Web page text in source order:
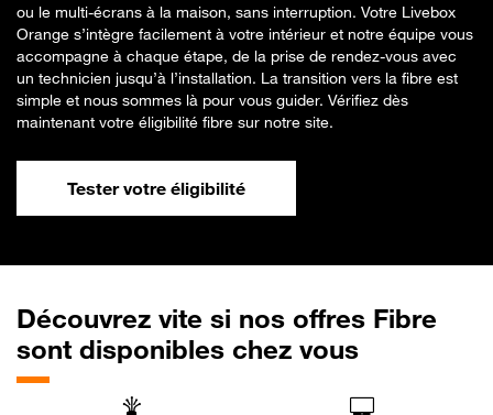
ou le multi-écrans à la maison, sans interruption. Votre Livebox
Orange s’intègre facilement à votre intérieur et notre équipe vous
accompagne à chaque étape, de la prise de rendez-vous avec
un technicien jusqu’à l’installation. La transition vers la fibre est
simple et nous sommes là pour vous guider. Vérifiez dès
maintenant votre éligibilité fibre sur notre site.
Tester votre éligibilité
Découvrez vite si nos offres Fibre
sont disponibles chez vous